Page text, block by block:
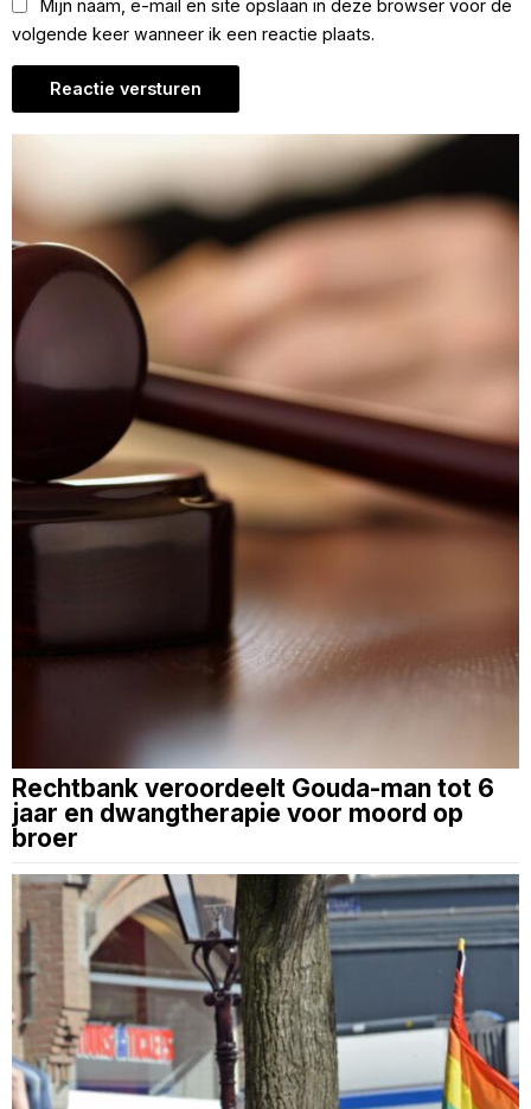
Mijn naam, e-mail en site opslaan in deze browser voor de
volgende keer wanneer ik een reactie plaats.
Rechtbank veroordeelt Gouda-man tot 6
jaar en dwangtherapie voor moord op
broer